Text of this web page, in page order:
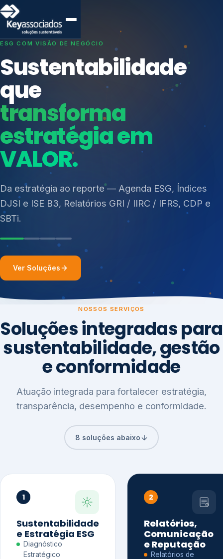
SISTEMAS DE GESTÃO OTIMIZADOS E INTEGRADOS
Conformidade que
protege seu
negócio.
Consultoria, auditoria e treinamentos em ISO 27001,
ISO 27701, ISO 42001, ISO 37001, ISO 9001, ISO
14001, ISO 45001, ONA e PNQ — Gestão de
resíduos sólidos (PGRS/PMGRS).
Índices de Mercado
Mudanças Climáticas
Reputação e Cadeia
Reporte Regulatório
Ver Soluções
NOSSOS SERVIÇOS
Soluções integradas para
sustentabilidade, gestão
e conformidade
Atuação integrada para fortalecer estratégia,
transparência, desempenho e conformidade.
8 soluções abaixo
1
Sustentabilidade
e Estratégia ESG
Diagnóstico
Estratégico
2
Relatórios,
Comunicação
e Reputação
Relatórios de